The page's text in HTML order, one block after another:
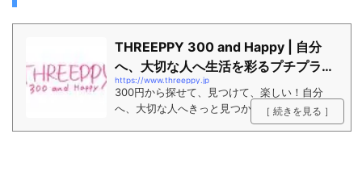
THREEPPY 300 and Happy | 自分
へ、大切な人へ生活を彩るプチプライ
ス雑貨店
https://www.threeppy.jp
300円から探せて、見つけて、楽しい！自分
へ、大切な人へきっと見つかる生活を彩るプチ
［ 続きを見る ］